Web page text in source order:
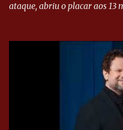
ataque, abriu o placar aos 13
Paraná ampliou a vantagem
desviou cruzamento de
direito de Harlei. O goleiro
bola, mas não o suficiente
Goiás era nulo, tanto que o
minutos, Jefferson cabeceou